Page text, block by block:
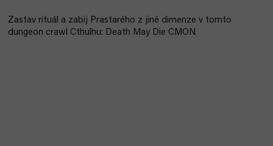
Zastav rituál a zabij Prastarého z jiné dimenze v tomto
dungeon crawl Cthulhu: Death May Die CMON